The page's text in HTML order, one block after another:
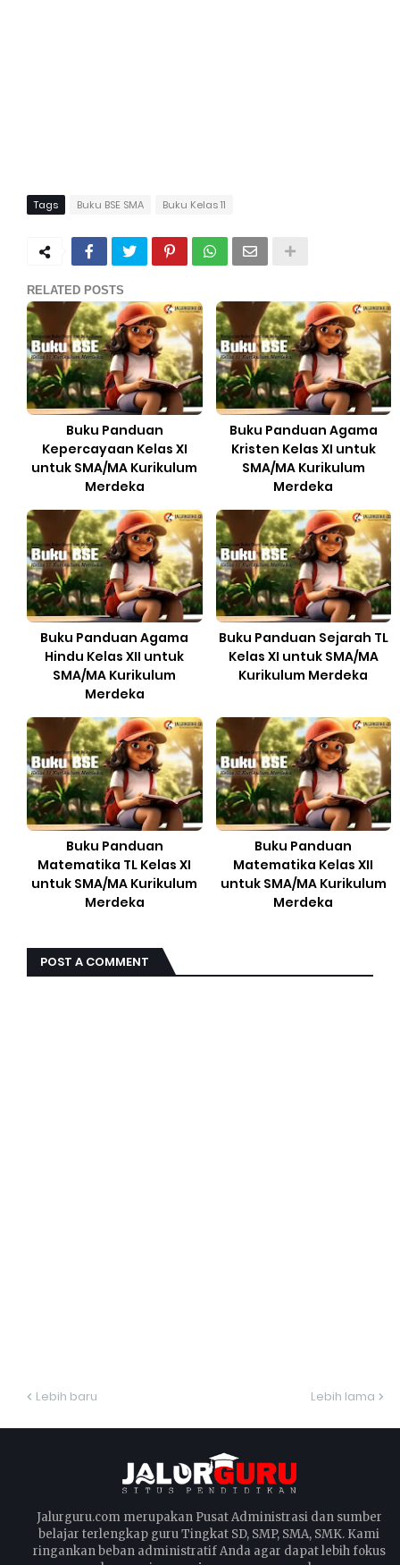
Tags Buku BSE SMA Buku Kelas 11
RELATED POSTS
Buku Panduan
Kepercayaan Kelas XI
untuk SMA/MA Kurikulum
Merdeka
Buku Panduan Agama
Kristen Kelas XI untuk
SMA/MA Kurikulum
Merdeka
Buku Panduan Agama
Hindu Kelas XII untuk
SMA/MA Kurikulum
Merdeka
Buku Panduan Sejarah TL
Kelas XI untuk SMA/MA
Kurikulum Merdeka
Buku Panduan
Matematika TL Kelas XI
untuk SMA/MA Kurikulum
Merdeka
Buku Panduan
Matematika Kelas XII
untuk SMA/MA Kurikulum
Merdeka
POST A COMMENT
Lebih baru Lebih lama
Jalurguru.com merupakan Pusat Administrasi dan sumber
belajar terlengkap guru Tingkat SD, SMP, SMA, SMK. Kami
ringankan beban administratif Anda agar dapat lebih fokus